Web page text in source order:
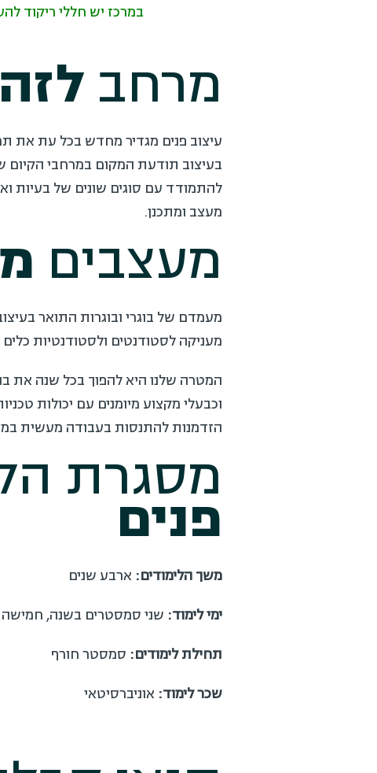
במרכז יש חללי ריקוד
מרחב
עיצוב פנים מגדיר מחדש בכל עת את
בעיצוב תודעת המקום במרחבי הקיום
להתמודד עם סוגים שונים של בעיות
מעצב ומתכנן.
מעצבים
מעמדם של בוגרי ובוגרות התואר
מעניקה לסטודנטים ולסטודנטיות
המטרה שלנו היא להפוך בכל שנה את
וכבעלי מקצוע מיומנים עם יכולות
הזדמנות להתנסות בעבודה מעשית
מסגרת
פנים
משך הלימודים: ארבע שנים
ימי לימוד: שני סמסטרים בשנה, חמישה
תחילת לימודים: סמסטר חורף
שכר לימוד: אוניברסיטאי